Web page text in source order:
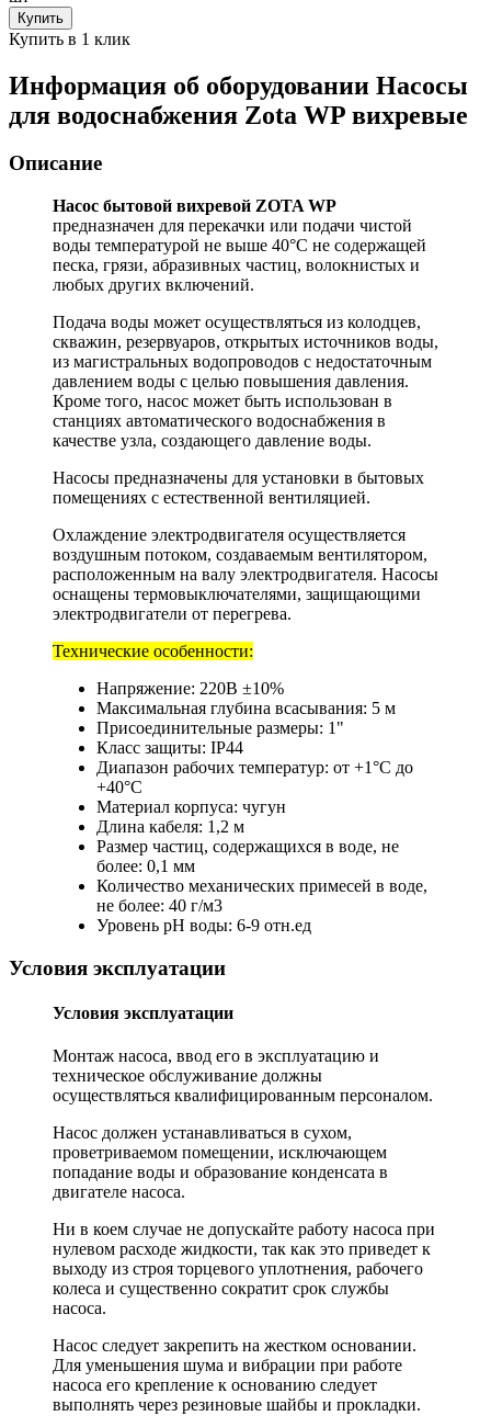
Купить
Купить в 1 клик
Информация об оборудовании Насосы
для водоснабжения Zota WP вихревые
Описание
Насос бытовой вихревой ZOTA WP
предназначен для перекачки или подачи чистой
воды температурой не выше 40°С не содержащей
песка, грязи, абразивных частиц, волокнистых и
любых других включений.
Подача воды может осуществляться из колодцев,
скважин, резервуаров, открытых источников воды,
из магистральных водопроводов с недостаточным
давлением воды с целью повышения давления.
Кроме того, насос может быть использован в
станциях автоматического водоснабжения в
качестве узла, создающего давление воды.
Насосы предназначены для установки в бытовых
помещениях с естественной вентиляцией.
Охлаждение электродвигателя осуществляется
воздушным потоком, создаваемым вентилятором,
расположенным на валу электродвигателя. Насосы
оснащены термовыключателями, защищающими
электродвигатели от перегрева.
Технические особенности:
Напряжение: 220В ±10%
Максимальная глубина всасывания: 5 м
Присоединительные размеры: 1"
Класс защиты: IP44
Диапазон рабочих температур: от +1°С до
+40°С
Материал корпуса: чугун
Длина кабеля: 1,2 м
Размер частиц, содержащихся в воде, не
более: 0,1 мм
Количество механических примесей в воде,
не более: 40 г/м3
Уровень рН воды: 6-9 отн.ед
Условия эксплуатации
Условия эксплуатации
Монтаж насоса, ввод его в эксплуатацию и
техническое обслуживание должны
осуществляться квалифицированным персоналом.
Насос должен устанавливаться в сухом,
проветриваемом помещении, исключающем
попадание воды и образование конденсата в
двигателе насоса.
Ни в коем случае не допускайте работу насоса при
нулевом расходе жидкости, так как это приведет к
выходу из строя торцевого уплотнения, рабочего
колеса и существенно сократит срок службы
насоса.
Насос следует закрепить на жестком основании.
Для уменьшения шума и вибрации при работе
насоса его крепление к основанию следует
выполнять через резиновые шайбы и прокладки.